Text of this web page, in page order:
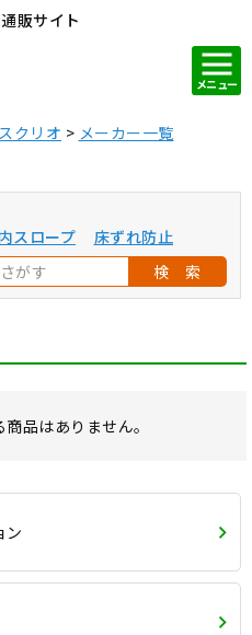
販サイト
メニュー
クリオ
メーカー一覧
スロープ
床ずれ防止
検 索
品はありません。
ン